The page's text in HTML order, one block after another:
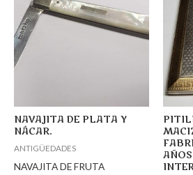
NAVAJITA DE PLATA Y
NÁCAR.
ANTIGÜEDADES
NAVAJITA DE FRUTA